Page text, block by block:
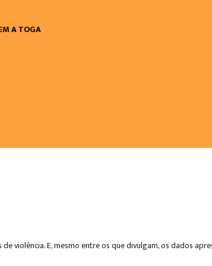
A TOGA
violência. E, mesmo entre os que divulgam, os dados